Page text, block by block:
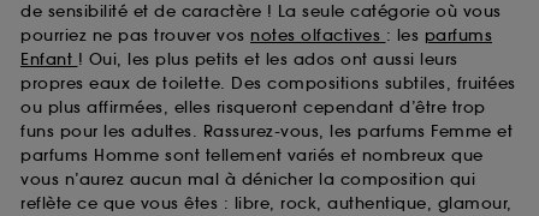
de sensibilité et de caractère ! La seule catégorie où vous
pourriez ne pas trouver vos notes olfactives : les parfums
Enfant ! Oui, les plus petits et les ados ont aussi leurs
propres eaux de toilette. Des compositions subtiles, fruitées
ou plus affirmées, elles risqueront cependant d’être trop
funs pour les adultes. Rassurez-vous, les parfums Femme et
parfums Homme sont tellement variés et nombreux que
vous n’aurez aucun mal à dénicher la composition qui
reflète ce que vous êtes : libre, rock, authentique, glamour,